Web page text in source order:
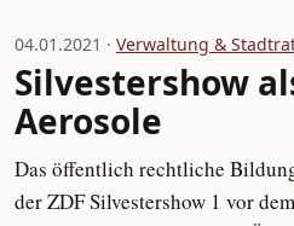
04.01.2021 · Verwaltung &
Silvestershow
Aerosole
Das öffentlich rechtliche
der ZDF Silvestershow 1 vor